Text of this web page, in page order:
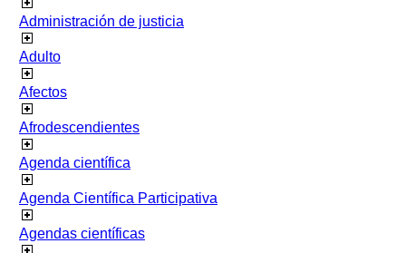
Administración de justicia
Adulto
Afectos
Afrodescendientes
Agenda científica
Agenda Científica Participativa
Agendas científicas